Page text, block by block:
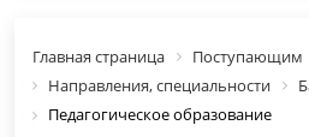
Главная страница
Поступающим
Направления, специальности
Педагогическое образование